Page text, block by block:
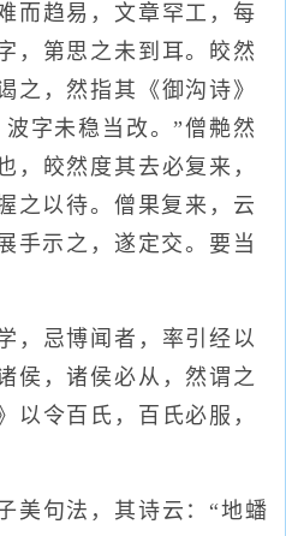
而趋易，文章罕工，每
，第思之未到耳。皎然
之，然指其《御沟诗》
字未稳当改。”僧艴然
，皎然度其去必复来，
之以待。僧果复来，云
手示之，遂定交。要当
忌博闻者，率引经以
侯，诸侯必从，然谓之
以令百氏，百氏必服，
句法，其诗云：“地蟠